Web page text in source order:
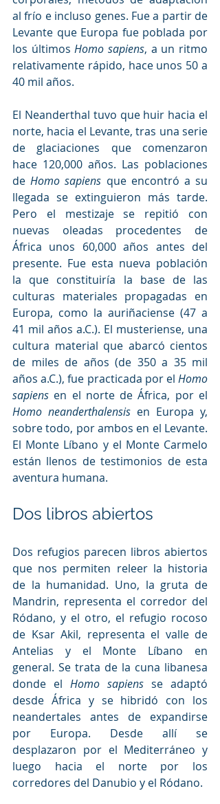
al frío e incluso genes. Fue a partir de
Levante que Europa fue poblada por
los últimos Homo sapiens, a un ritmo
relativamente rápido, hace unos 50 a
40 mil años.
El Neanderthal tuvo que huir hacia el
norte, hacia el Levante, tras una serie
de glaciaciones que comenzaron
hace 120,000 años. Las poblaciones
de Homo sapiens que encontró a su
llegada se extinguieron más tarde.
Pero el mestizaje se repitió con
nuevas oleadas procedentes de
África unos 60,000 años antes del
presente. Fue esta nueva población
la que constituiría la base de las
culturas materiales propagadas en
Europa, como la auriñaciense (47 a
41 mil años a.C.). El musteriense, una
cultura material que abarcó cientos
de miles de años (de 350 a 35 mil
años a.C.), fue practicada por el Homo
sapiens en el norte de África, por el
Homo neanderthalensis en Europa y,
sobre todo, por ambos en el Levante.
El Monte Líbano y el Monte Carmelo
están llenos de testimonios de esta
aventura humana.
Dos libros abiertos
Dos refugios parecen libros abiertos
que nos permiten releer la historia
de la humanidad. Uno, la gruta de
Mandrin, representa el corredor del
Ródano, y el otro, el refugio rocoso
de Ksar Akil, representa el valle de
Antelias y el Monte Líbano en
general. Se trata de la cuna libanesa
donde el Homo sapiens se adaptó
desde África y se hibridó con los
neandertales antes de expandirse
por Europa. Desde allí se
desplazaron por el Mediterráneo y
luego hacia el norte por los
corredores del Danubio y el Ródano.